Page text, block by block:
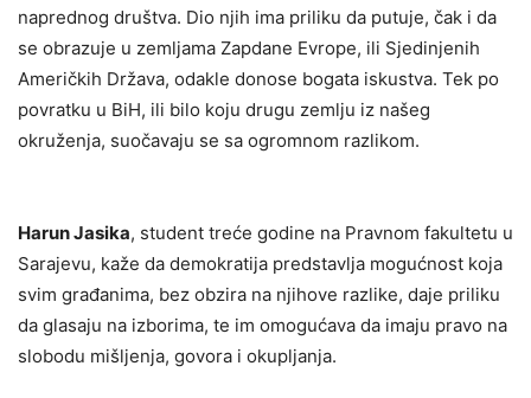
naprednog društva. Dio njih ima priliku da putuje, čak i da
se obrazuje u zemljama Zapdane Evrope, ili Sjedinjenih
Američkih Država, odakle donose bogata iskustva. Tek po
povratku u BiH, ili bilo koju drugu zemlju iz našeg
okruženja, suočavaju se sa ogromnom razlikom.
Harun Jasika, student treće godine na Pravnom fakultetu u
Sarajevu, kaže da demokratija predstavlja mogućnost koja
svim građanima, bez obzira na njihove razlike, daje priliku
da glasaju na izborima, te im omogućava da imaju pravo na
slobodu mišljenja, govora i okupljanja.